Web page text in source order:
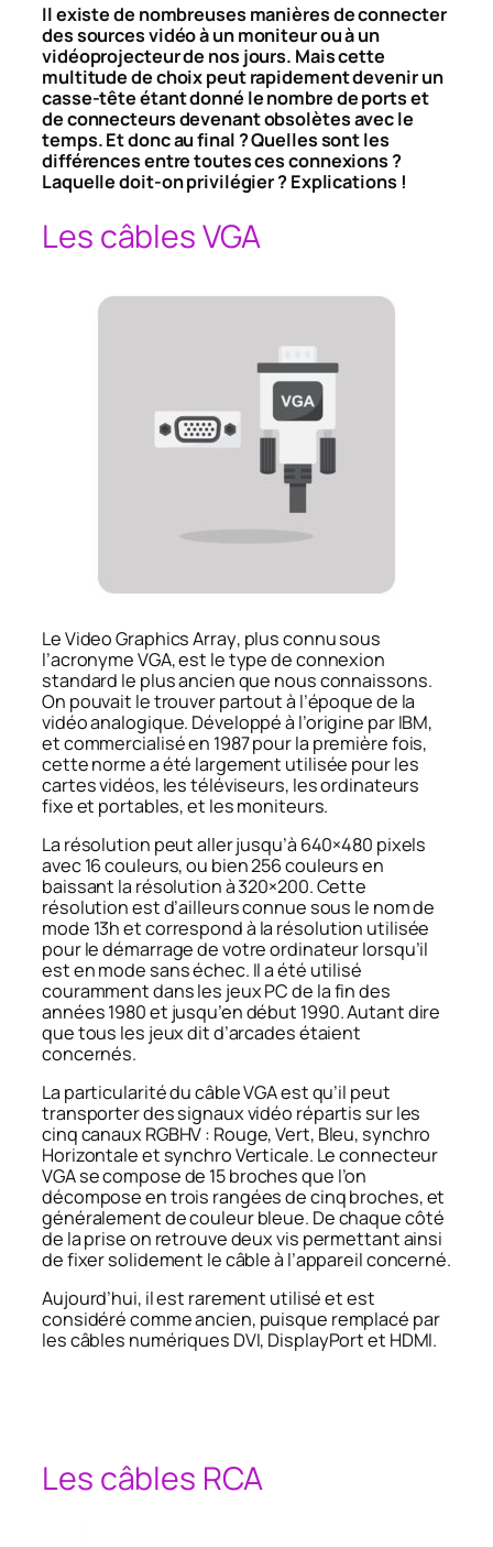
Il existe de nombreuses manières de connecter
des sources vidéo à un moniteur ou à un
vidéoprojecteur de nos jours. Mais cette
multitude de choix peut rapidement devenir un
casse-tête étant donné le nombre de ports et
de connecteurs devenant obsolètes avec le
temps. Et donc au final ? Quelles sont les
différences entre toutes ces connexions ?
Laquelle doit-on privilégier ? Explications !
Les câbles VGA
LeVideo Graphics Array, plus connu sous
l’acronyme VGA, est le type de connexion
standard le plus ancien que nous connaissons.
On pouvait le trouver partout à l’époque de la
vidéo analogique. Développé à l’origine par IBM,
et commercialisé en 1987 pour la première fois,
cette norme a été largement utilisée pour les
cartes vidéos, les téléviseurs, les ordinateurs
fixe et portables, et les moniteurs.
La résolution peut aller jusqu’à 640×480 pixels
avec 16 couleurs, ou bien 256 couleurs en
baissant la résolution à 320×200. Cette
résolution est d’ailleurs connue sous le nom de
mode 13het correspond à la résolution utilisée
pour le démarrage de votre ordinateur lorsqu’il
est en mode sans échec. Il a été utilisé
couramment dans les jeux PC de la fin des
années 1980 et jusqu’en début 1990. Autant dire
que tous les jeux dit d’arcades étaient
concernés.
La particularité du câble VGA est qu’il peut
transporter des signaux vidéo répartis sur les
cinq canaux RGBHV : Rouge, Vert, Bleu, synchro
Horizontale et synchro Verticale. Le connecteur
VGA se compose de 15 broches que l’on
décompose en trois rangées de cinq broches, et
généralement de couleur bleue. De chaque côté
de la prise on retrouve deux vis permettant ainsi
de fixer solidement le câble à l’appareil concerné.
Aujourd’hui, il est rarement utilisé et est
considéré comme ancien, puisque remplacé par
les câbles numériques DVI, DisplayPort et HDMI.
Les câbles RCA